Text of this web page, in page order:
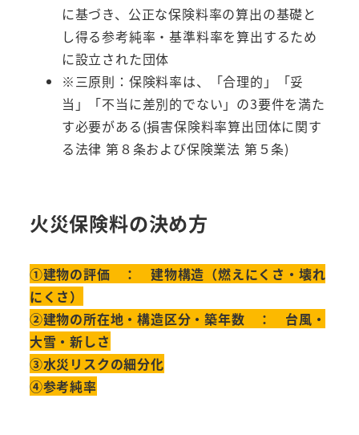
に基づき、公正な保険料率の算出の基礎と
し得る参考純率・基準料率を算出するため
に設立された団体
※三原則：保険料率は、「合理的」「妥
当」「不当に差別的でない」の3要件を満た
す必要がある(損害保険料率算出団体に関す
る法律 第８条および保険業法 第５条)
火災保険料の決め方
①建物の評価 ： 建物構造（燃えにくさ・壊れ
にくさ）
②建物の所在地・構造区分・築年数 ： 台風・
大雪・新しさ
③水災リスクの細分化
④参考純率